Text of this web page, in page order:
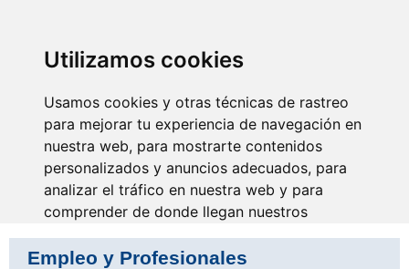
Utilizamos cookies
Usamos cookies y otras técnicas de rastreo
para mejorar tu experiencia de navegación en
nuestra web, para mostrarte contenidos
personalizados y anuncios adecuados, para
analizar el tráfico en nuestra web y para
comprender de donde llegan nuestros
visitantes.
Nuestra actividad es
fundamental
Empleo y Profesionales